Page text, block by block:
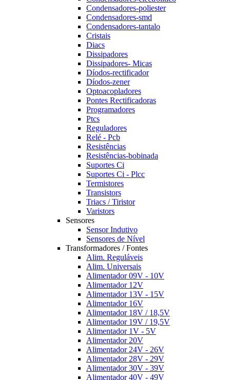
Condensadores-poliester
Condensadores-smd
Condensadores-tantalo
Cristais
Diacs
Dissipadores
Dissipadores- Micas
Díodos-rectificador
Díodos-zener
Optoacopladores
Pontes Rectificadoras
Programadores
Ptcs
Reguladores
Relé - Pcb
Resistências
Resistências-bobinada
Suportes Ci
Suportes Ci - Plcc
Termistores
Transistors
Triacs / Tiristor
Varistors
Sensores
Sensor Indutivo
Sensores de Nível
Transformadores / Fontes
Alim. Reguláveis
Alim. Universais
Alimentador 09V - 10V
Alimentador 12V
Alimentador 13V - 15V
Alimentador 16V
Alimentador 18V / 18,5V
Alimentador 19V / 19,5V
Alimentador 1V - 5V
Alimentador 20V
Alimentador 24V - 26V
Alimentador 28V - 29V
Alimentador 30V - 39V
Alimentador 40V - 49V